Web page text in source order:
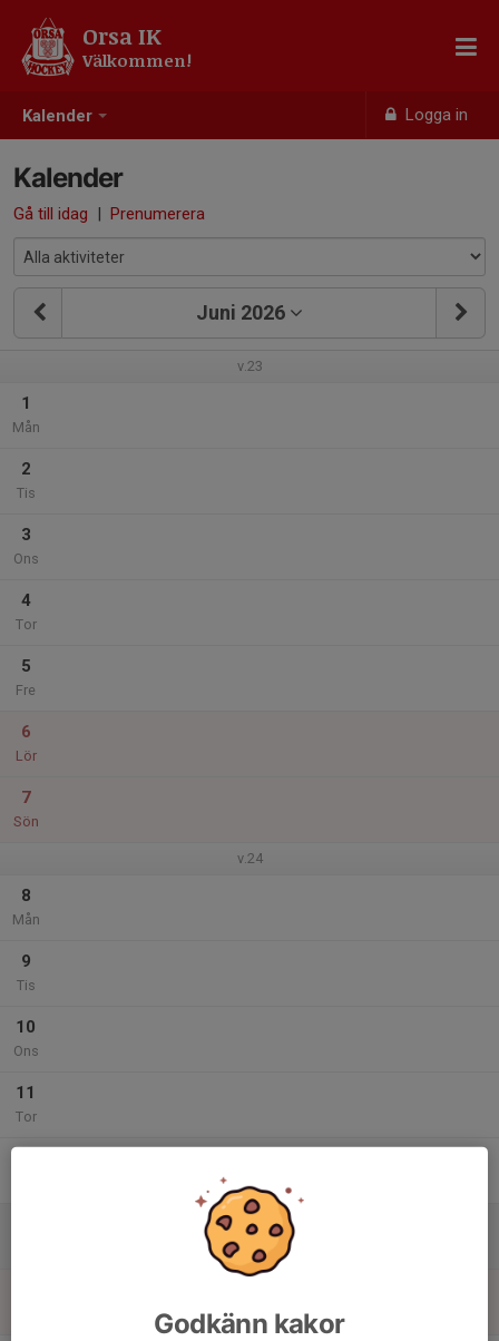
Kalender Logga in
Orsa IK
Välkommen!
Kalender
Gå till idag | Prenumerera
Juni 2026
v.23
1
Mån
2
Tis
3
Ons
4
Tor
5
Fre
6
Lör
7
Sön
v.24
8
Mån
9
Tis
10
Ons
11
Tor
Godkänn kakor